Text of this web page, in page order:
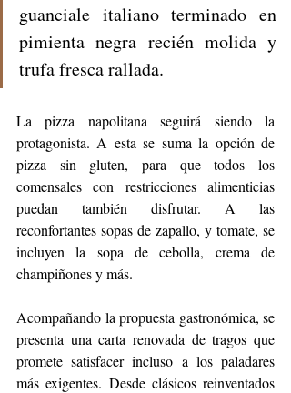
guanciale italiano terminado en
pimienta negra recién molida y
trufa fresca rallada.
La pizza napolitana seguirá siendo la
protagonista. A esta se suma la opción de
pizza sin gluten, para que todos los
comensales con restricciones alimenticias
puedan también disfrutar. A las
reconfortantes sopas de zapallo, y tomate, se
incluyen la sopa de cebolla, crema de
champiñones y más.
Acompañando la propuesta gastronómica, se
presenta una carta renovada de tragos que
promete satisfacer incluso a los paladares
más exigentes. Desde clásicos reinventados